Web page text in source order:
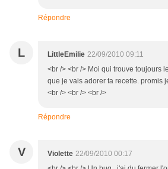
Répondre
L LittleEmilie 22/09/2010 09:11
<br /> <br /> Moi qui trouve toujours
que je vais adorer ta recette. promis
<br /> <br /> <br />
Répondre
V Violette 22/09/2010 00:17